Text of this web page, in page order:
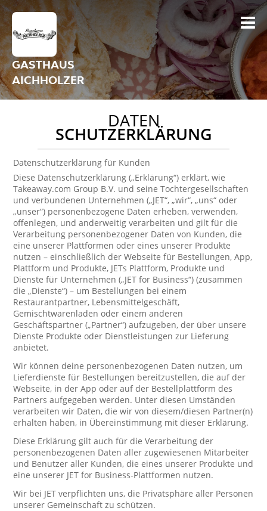
GASTHAUS
AICHHOLZER
DATEN
SCHUTZERKLÄRUNG
Datenschutzerklärung für Kunden
Diese Datenschutzerklärung („Erklärung“) erklärt, wie
Takeaway.com Group B.V. und seine Tochtergesellschaften
und verbundenen Unternehmen („JET“, „wir“, „uns“ oder
„unser“) personenbezogene Daten erheben, verwenden,
offenlegen, und anderweitig verarbeiten und gilt für die
Verarbeitung personenbezogener Daten von Kunden, die
eine unserer Plattformen oder eines unserer Produkte
nutzen – einschließlich der Webseite für Bestellungen, App,
Plattform und Produkte, JETs Plattform, Produkte und
Dienste für Unternehmen („JET for Business“) (zusammen
die „Dienste“) – um Bestellungen bei einem
Restaurantpartner, Lebensmittelgeschäft,
Gemischtwarenladen oder einem anderen
Geschäftspartner („Partner“) aufzugeben, der über unsere
Dienste Produkte oder Dienstleistungen zur Lieferung
anbietet.
Wir können deine personenbezogenen Daten nutzen, um
Lieferdienste für Bestellungen bereitzustellen, die auf der
Webseite, in der App oder auf der Bestellplattform des
Partners aufgegeben werden. Unter diesen Umständen
verarbeiten wir Daten, die wir von diesem/diesen Partner(n)
erhalten haben, in Übereinstimmung mit dieser Erklärung.
Diese Erklärung gilt auch für die Verarbeitung der
personenbezogenen Daten aller zugewiesenen Mitarbeiter
und Benutzer aller Kunden, die eines unserer Produkte und
eine unserer JET for Business-Plattformen nutzen.
Wir bei JET verpflichten uns, die Privatsphäre aller Personen
unserer Gemeinschaft zu schützen.